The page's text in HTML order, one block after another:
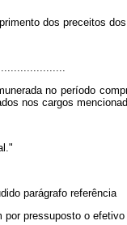
dos preceitos
no período
nos cargos
parágrafo referência
pressuposto o